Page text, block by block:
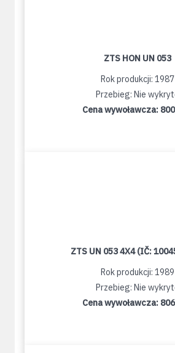
ZTS HON UN 053
Rok produkcji: 1987
Przebieg: Nie
Cena wywoławcza:
ZTS UN 053 4X4 (IČ:
Rok produkcji: 1989
Przebieg: Nie
Cena wywoławcza: